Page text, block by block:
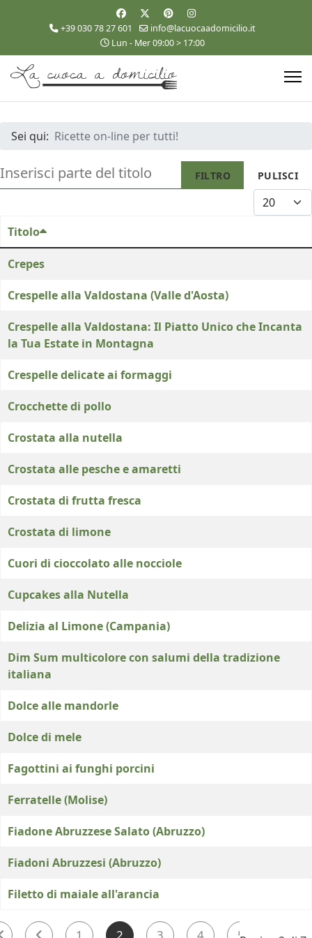
+39 030 78 27 601
info@lacuocaadomicilio.it
Lun - Mer 09:00 > 17:00
Sei qui: Ricette on-line per tutti!
INSERISCI PARTE DEL TITOLO FILTRO PULISCI
Titolo
Crepes
Crespelle alla Valdostana (Valle d'Aosta)
Crespelle alla Valdostana: Il Piatto Unico che Incanta
la Tua Estate in Montagna
Crespelle delicate ai formaggi
Crocchette di pollo
Crostata alla nutella
Crostata alle pesche e amaretti
Crostata di frutta fresca
Crostata di limone
Cuori di cioccolato alle nocciole
Cupcakes alla Nutella
Delizia al Limone (Campania)
Dim Sum multicolore con salumi della tradizione
italiana
Dolce alle mandorle
Dolce di mele
Fagottini ai funghi porcini
Ferratelle (Molise)
Fiadone Abruzzese Salato (Abruzzo)
Fiadoni Abruzzesi (Abruzzo)
Filetto di maiale all'arancia